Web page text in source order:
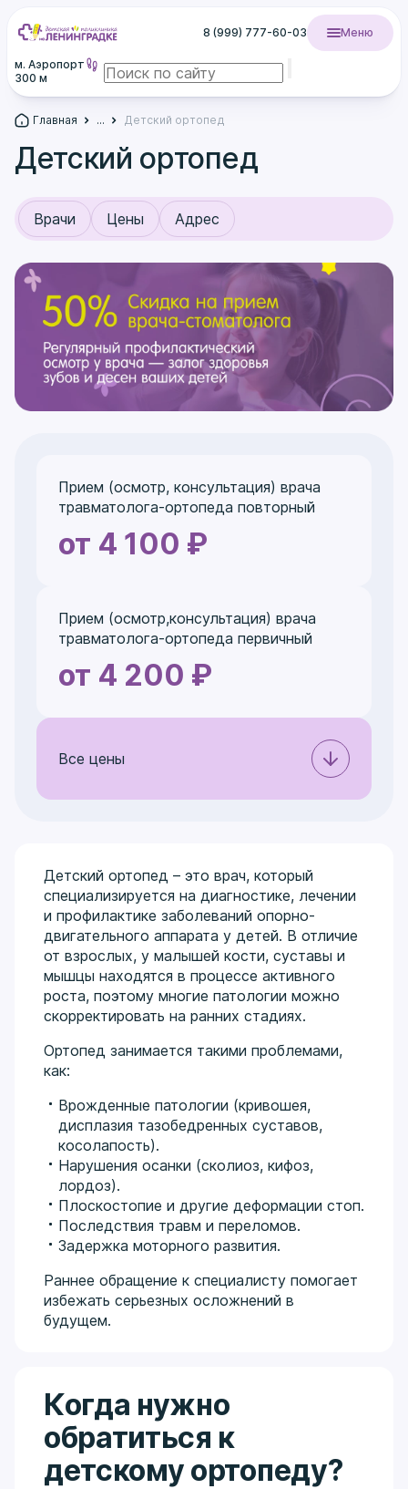
м. Аэропорт
300 м
8 (999) 777-60-03 Меню
Главная ... Детский ортопед
Детский ортопед
Врачи Цены Адрес
Прием (осмотр, консультация) врача
травматолога-ортопеда повторный
от 4 100 ₽
Прием (осмотр,консультация) врача
травматолога-ортопеда первичный
от 4 200 ₽
Все цены
Детский ортопед – это врач, который
специализируется на диагностике, лечении
и профилактике заболеваний опорно-
двигательного аппарата у детей. В отличие
от взрослых, у малышей кости, суставы и
мышцы находятся в процессе активного
роста, поэтому многие патологии можно
скорректировать на ранних стадиях.
Ортопед занимается такими проблемами,
как:
Врожденные патологии (кривошея,
дисплазия тазобедренных суставов,
косолапость).
Нарушения осанки (сколиоз, кифоз,
лордоз).
Плоскостопие и другие деформации стоп.
Последствия травм и переломов.
Задержка моторного развития.
Раннее обращение к специалисту помогает
избежать серьезных осложнений в
будущем.
Когда нужно
обратиться к
детскому ортопеду?